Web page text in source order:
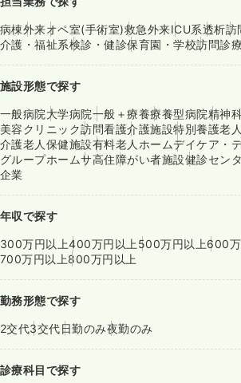
病棟外来オペ室(手術室)救急外来ICU系透析訪
介護・福祉系検診・健診保育園・学校訪問診療
施設形態で探す
一般病院大学病院一般＋療養療養型病院精神
美容クリニック訪問看護介護施設特別養護老
介護老人保健施設有料老人ホームデイケア・
グループホームサ高住障がい者施設健診セン
企業
年収で探す
300万円以上400万円以上500万円以上600
700万円以上800万円以上
勤務形態で探す
2交代3交代日勤のみ夜勤のみ
診療科目で探す